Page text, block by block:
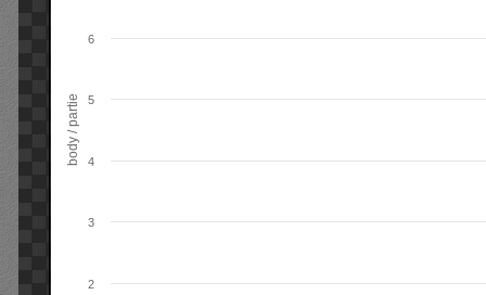
body / partie
2
3
4
5
6